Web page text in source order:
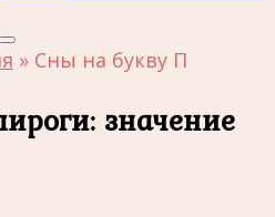
» Сны на букву П
значение